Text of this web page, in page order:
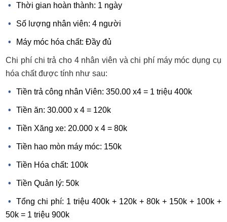
Thời gian hoàn thành: 1 ngày
Số lượng nhân viên: 4 người
Máy móc hóa chất: Đầy đủ
Chi phí chi trả cho 4 nhân viên và chi phí máy móc dụng cụ
hóa chất được tính như sau:
Tiền trả công nhân Viên: 350.00 x4 = 1 triệu 400k
Tiền ăn: 30.000 x 4 = 120k
Tiền Xăng xe: 20.000 x 4 = 80k
Tiền hao mòn máy móc: 150k
Tiền Hóa chất: 100k
Tiền Quản lý: 50k
Tổng chi phí: 1 triệu 400k + 120k + 80k + 150k + 100k +
50k = 1 triệu 900k